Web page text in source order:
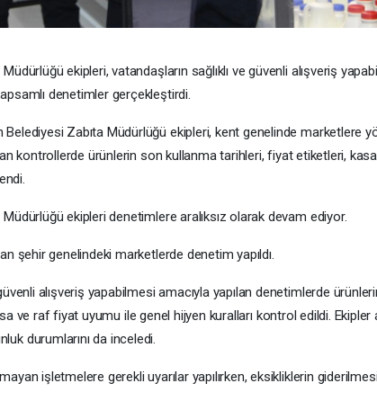
ekipleri, vatandaşların sağlıklı ve güvenli alışveriş
denetimler gerçekleştirdi.
Belediyesi Zabıta Müdürlüğü ekipleri, kent genelinde marketlere
kontrollerde ürünlerin son kullanma tarihleri, fiyat etiketleri,
ekipleri denetimlere aralıksız olarak devam ediyor.
şehir genelindeki marketlerde denetim yapıldı.
alışveriş yapabilmesi amacıyla yapılan denetimlerde
ve raf fiyat uyumu ile genel hijyen kuralları kontrol edildi. Ekipler
durumlarını da inceledi.
işletmelere gerekli uyarılar yapılırken, eksikliklerin